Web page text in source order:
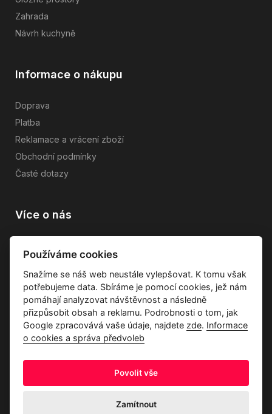
Zahrada
Návrh kuchyně
Informace o nákupu
Doprava
Platba
Reklamace a vrácení zboží
Obchodní podmínky
Časté dotazy
Více o nás
Průvodce tkaninami
Kontakty
Ochrana osobních údajů
Používáme cookies
Snažíme se náš web neustále vylepšovat. K tomu však
potřebujeme data. Sbíráme je pomocí cookies, jež nám
pomáhají analyzovat návštěvnost a následně
přizpůsobit obsah a reklamu. Podrobnosti o tom, jak
Google zpracovává vaše údaje, najdete zde. Informace
o cookies a správa předvoleb
Povolit vše
Zamítnout